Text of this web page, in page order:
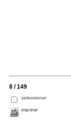
8 / 149
seleccionar
imprimir